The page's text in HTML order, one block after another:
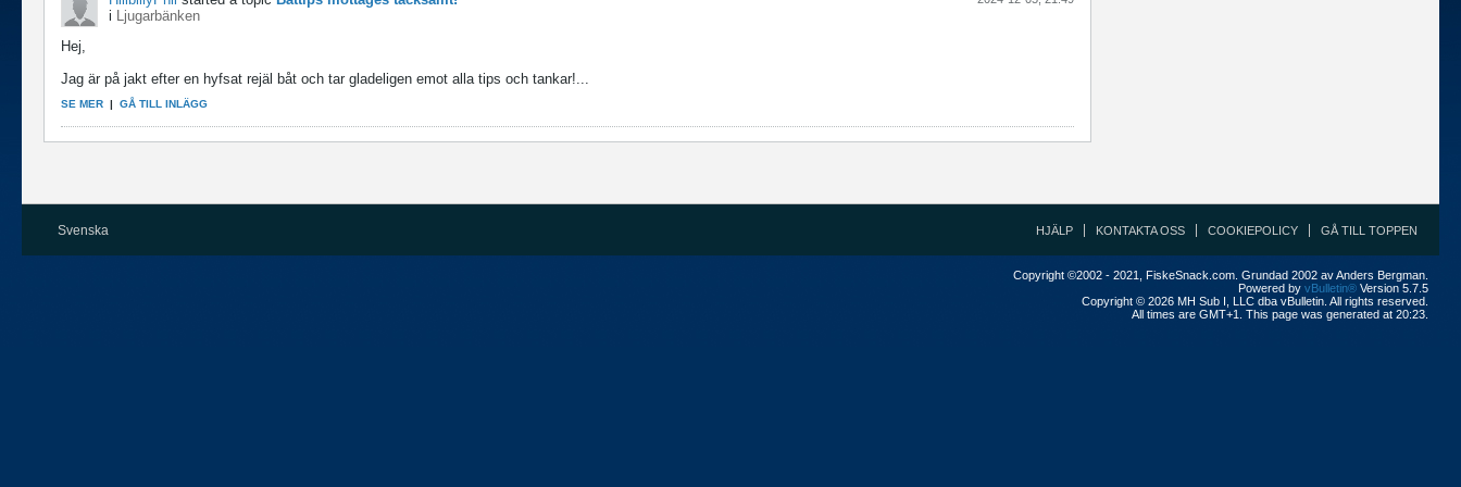
i Ljugarbänken
Hej,
Jag är på jakt efter en hyfsat rejäl båt och tar gladeligen emot alla tips och tankar!...
SE MER | GÅ TILL INLÄGG
Svenska HJÄLP KONTAKTA OSS COOKIEPOLICY GÅ TILL TOPPEN
Copyright ©2002 - 2021, FiskeSnack.com. Grundad 2002 av Anders Bergman.
Powered by vBulletin® Version 5.7.5
Copyright © 2026 MH Sub I, LLC dba vBulletin. All rights reserved.
All times are GMT+1. This page was generated at 20:23.